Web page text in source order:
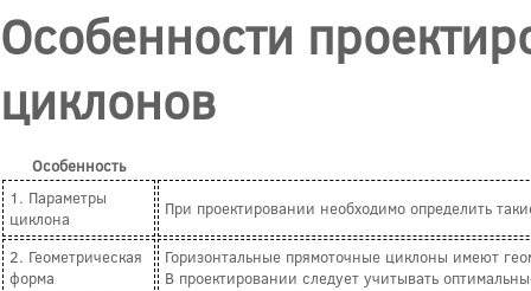
Особенности
циклонов
Особенность
1. Параметры
циклона
При проектировании необходимо определить
2. Геометрическая
форма
Горизонтальные прямоточные циклоны имеют
В проектировании следует учитывать